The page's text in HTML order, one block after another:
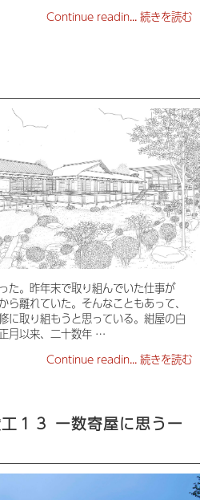
Continue readin...続きを読む
た。昨年末で取り組んでいた仕事が
離れていた。そんなこともあって、
に取り組もうと思っている。紺屋の白
月以来、二十数年 …
Continue readin...続きを読む
１３ ー数寄屋に思うー